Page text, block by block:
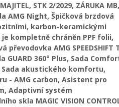
STK 2/2029, ZÁRUKA MB,
AMG Night, Špičková brzdová
karbon-keramickými
kompletně chráněn PPF folii,
AMG SPEEDSHIFT
GUARD 360° Plus, Sada
Sada akustického komfortu,
- AMG carbon, Asistent pro
Adaptivní systém
skla MAGIC VISION